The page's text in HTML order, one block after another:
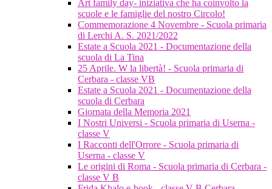
Art family day- iniziativa che ha coinvolto la
scuole e le famiglie del nostro Circolo!
Commemorazione 4 Novembre - Scuola primaria
di Lerchi A. S. 2021/2022
Estate a Scuola 2021 - Documentazione della
scuola di La Tina
25 Aprile. W la libertà! - Scuola primaria di
Cerbara - classe VB
Estate a Scuola 2021 - Documentazione della
scuola di Cerbara
Giornata della Memoria 2021
I Nostri Universi - Scuola primaria di Userna -
classe V
I Racconti dell'Orrore - Scuola primaria di
Userna - classe V
Le origini di Roma - Scuola primaria di Cerbara -
classe V B